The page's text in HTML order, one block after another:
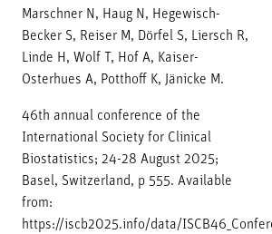
Marschner N, Haug N, Hegewisch-
Becker S, Reiser M, Dörfel S, Liersch R,
Linde H, Wolf T, Hof A, Kaiser-
Osterhues A, Potthoff K, Jänicke M.
46th annual conference of the
International Society for Clinical
Biostatistics; 24-28 August 2025;
Basel, Switzerland, p 555. Available
from:
https://iscb2025.info/data/